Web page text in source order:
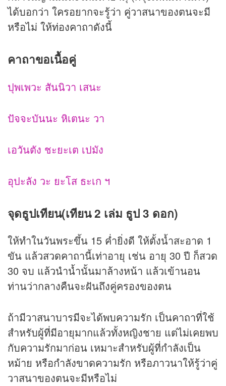
ได้บอกว่า ใครอยากจะรู้ว่า คู่วาสนาของตนจะมี
หรือไม่ ให้ท่องคาถาดังนี้
คาถาขอเนื้อคู่
ปุพเพวะ สันนิวา เสนะ
ปัจจะบันนะ หิเตนะ วา
เอวันตัง ชะยะเต เปมัง
อุปะลัง วะ ยะโส ธะเก ฯ
จุดธูปเทียน(เทียน 2 เล่ม ธูป 3 ดอก)
ให้ทำในวันพระขึ้น 15 ค่ำยิ่งดี ให้ตั้งน้ำสะอาด 1
ขัน แล้วสวดคาถานี้เท่าอายุ เช่น อายุ 30 ปี ก็สวด
30 จบ แล้วนำน้ำนั้นมาล้างหน้า แล้วเข้านอน
ท่านว่ากลางคืนจะฝันถึงคู่ครองของตน
ถ้ามีวาสนาบารมีจะได้พบความรัก เป็นคาถาที่ใช้
สำหรับผู้ที่มีอายุมากแล้วทั้งหญิงชาย แต่ไม่เคยพบ
กับความรักมาก่อน เหมาะสำหรับผู้ที่กำลังเป็น
หม้าย หรือกำลังขาดความรัก หรือภาวนาให้รู้ว่าคู่
วาสนาของตนจะมีหรือไม่